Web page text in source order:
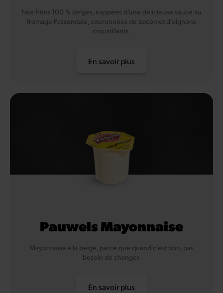
Nos frites 100 % belges, nappées d’une délicieuse sauce au
fromage Passendale, couronnées de bacon et d’oignons
croustillants.
En savoir plus
Pauwels Mayonnaise
Mayonnaise à la belge, parce que quand c’est bon, pas
besoin de changer.
En savoir plus